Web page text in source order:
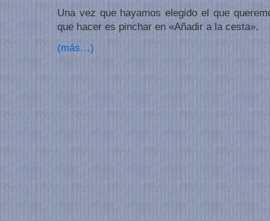
Una vez que hayamos elegido el que
que hacer es pinchar en «Añadir a la cesta».
(más…)